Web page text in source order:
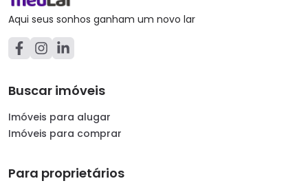
Aqui seus sonhos ganham um novo lar
Buscar imóveis
Imóveis para alugar
Imóveis para comprar
Para proprietários